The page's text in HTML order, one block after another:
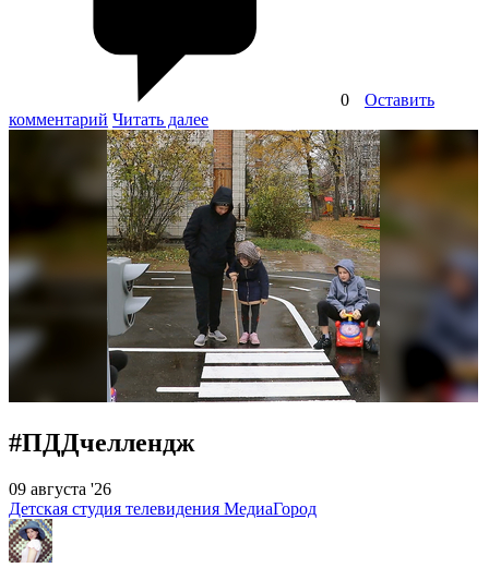
0
Оставить
комментарий Читать далее
#ПДДчеллендж
09 августа '26
Детская студия телевидения МедиаГород